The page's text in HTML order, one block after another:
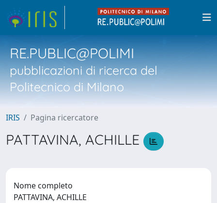
RE.PUBLIC@POLIMI
pubblicazioni di ricerca del
Politecnico di Milano
IRIS Pagina ricercatore
PATTAVINA, ACHILLE
Nome completo
PATTAVINA, ACHILLE